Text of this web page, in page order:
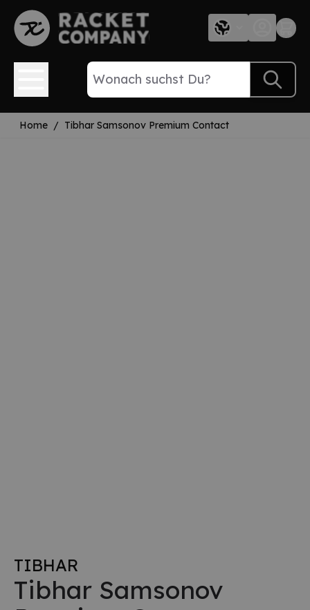
Direkt zum Inhalt
Home / Tibhar Samsonov Premium Contact
TIBHAR
Tibhar Samsonov